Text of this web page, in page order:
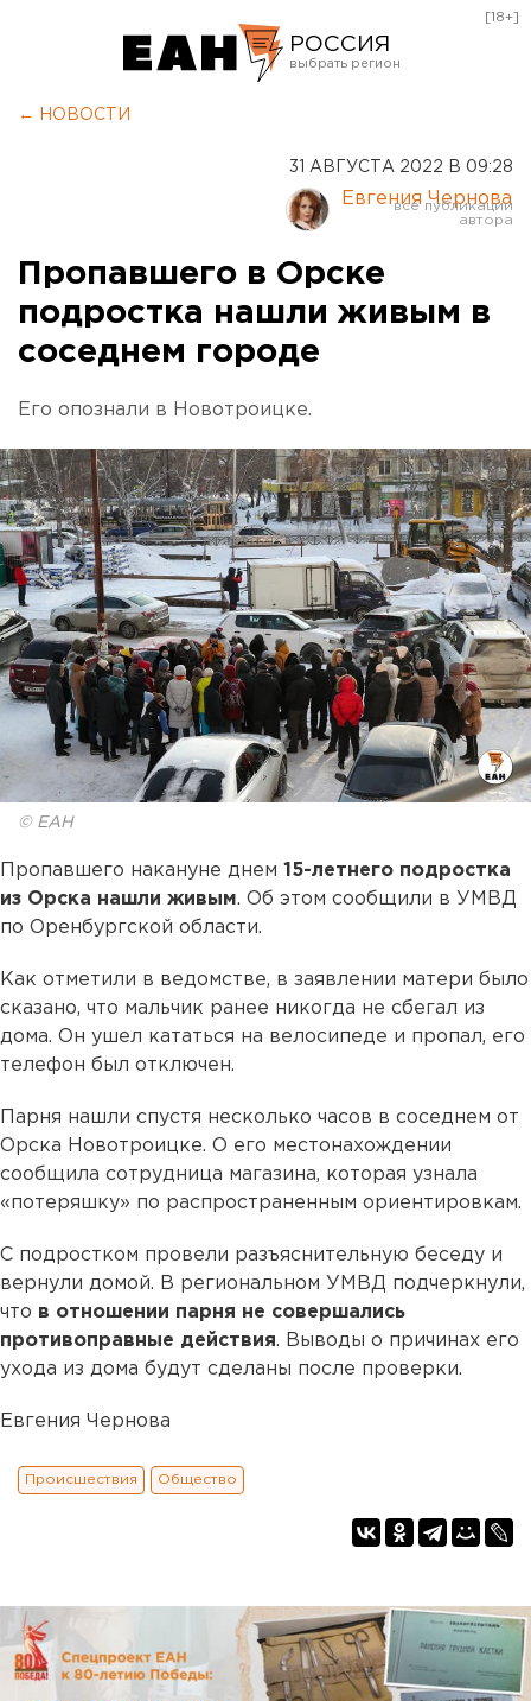
РОССИЯ
Курган
Оренбург
[18+]
← НОВОСТИ
31 АВГУСТА 2022 В 09:28
Евгения Чернова
Пропавшего в Орске
подростка нашли живым в
соседнем городе
Его опознали в Новотроицке.
© ЕАН
Пропавшего накануне днем 15-летнего подростка
из Орска нашли живым. Об этом сообщили в УМВД
по Оренбургской области.
Как отметили в ведомстве, в заявлении матери было
сказано, что мальчик ранее никогда не сбегал из
дома. Он ушел кататься на велосипеде и пропал, его
телефон был отключен.
Парня нашли спустя несколько часов в соседнем от
Орска Новотроицке. О его местонахождении
сообщила сотрудница магазина, которая узнала
«потеряшку» по распространенным ориентировкам.
С подростком провели разъяснительную беседу и
вернули домой. В региональном УМВД подчеркнули,
что в отношении парня не совершались
противоправные действия. Выводы о причинах его
ухода из дома будут сделаны после проверки.
Евгения Чернова
Происшествия Общество